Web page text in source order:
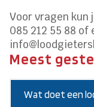
Voor vragen kun
085 212 55 88
Meest
Wat doet een